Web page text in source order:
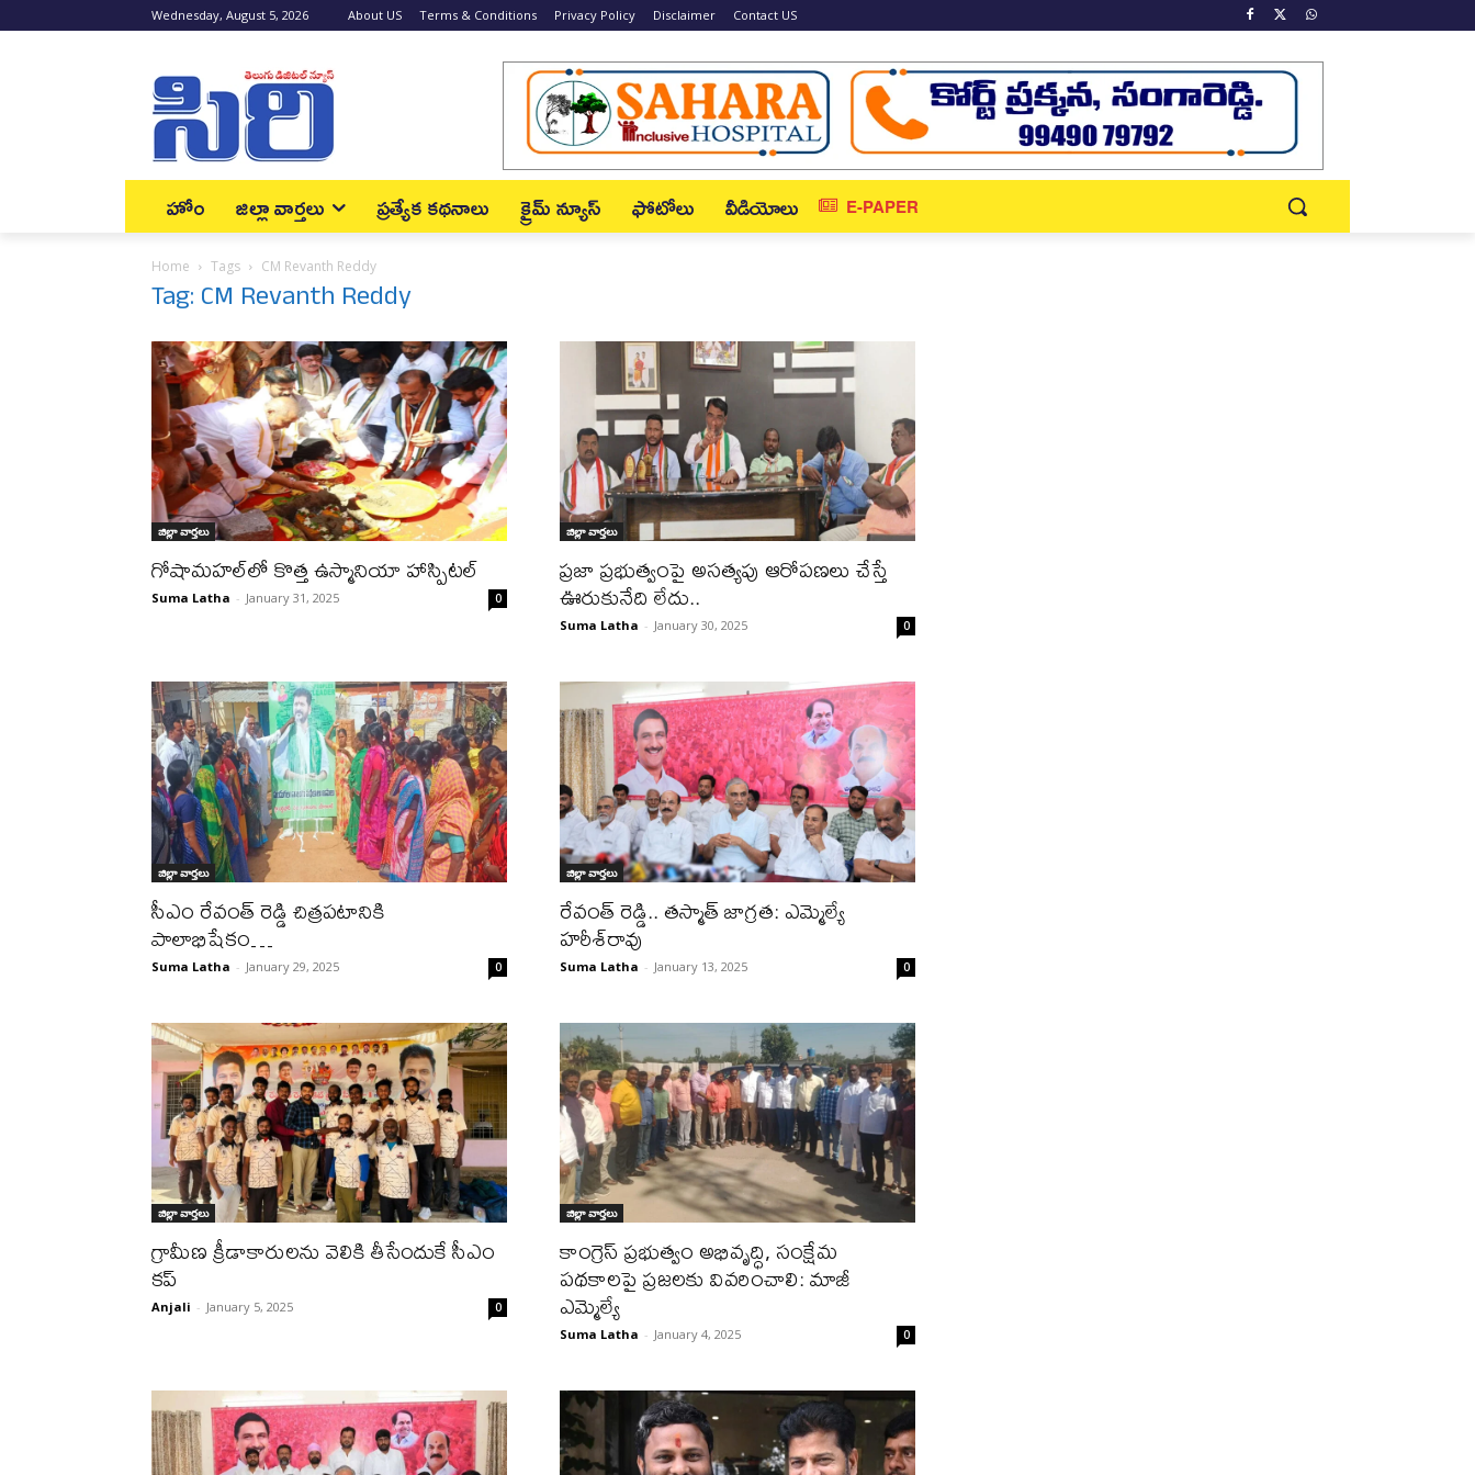
Wednesday, August 5, 2026 About US Terms & Conditions Privacy Policy Disclaimer Contact US
హోం జిల్లా వార్త‌లు ప్రత్యేక కథనాలు క్రైమ్ న్యూస్‌ ఫోటోలు వీడియోలు E-PAPER
Home Tags CM Revanth Reddy
Tag: CM Revanth Reddy
జిల్లా వార్త‌లు
గోషామహల్‌లో కొత్త ఉస్మానియా హాస్పిటల్
Suma Latha - January 31, 2025 0
జిల్లా వార్త‌లు
ప్రజా ప్రభుత్వంపై అసత్యపు ఆరోపణలు చేస్తే
ఊరుకునేది లేదు..
Suma Latha - January 30, 2025 0
జిల్లా వార్త‌లు
సీఎం రేవంత్ రెడ్డి చిత్రపటానికి
పాలాభిషేకం…
Suma Latha - January 29, 2025 0
జిల్లా వార్త‌లు
రేవంత్ రెడ్డి.. త‌స్మాత్ జాగ్ర‌త‌: ఎమ్మెల్యే
హ‌రీశ్‌రావు
Suma Latha - January 13, 2025 0
జిల్లా వార్త‌లు
గ్రామీణ క్రీడాకారులను వెలికి తీసేందుకే సీఎం
కప్
Anjali - January 5, 2025 0
జిల్లా వార్త‌లు
కాంగ్రెస్ ప్రభుత్వం అభివృద్ధి, సంక్షేమ
పథకాలపై ప్రజలకు వివరించాలి: మాజీ
ఎమ్మెల్యే
Suma Latha - January 4, 2025 0